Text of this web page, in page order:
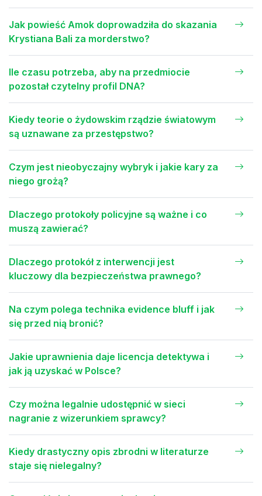
Jak powieść Amok doprowadziła do skazania
Krystiana Bali za morderstwo?
Ile czasu potrzeba, aby na przedmiocie
pozostał czytelny profil DNA?
Kiedy teorie o żydowskim rządzie światowym
są uznawane za przestępstwo?
Czym jest nieobyczajny wybryk i jakie kary za
niego grożą?
Dlaczego protokoły policyjne są ważne i co
muszą zawierać?
Dlaczego protokół z interwencji jest
kluczowy dla bezpieczeństwa prawnego?
Na czym polega technika evidence bluff i jak
się przed nią bronić?
Jakie uprawnienia daje licencja detektywa i
jak ją uzyskać w Polsce?
Czy można legalnie udostępnić w sieci
nagranie z wizerunkiem sprawcy?
Kiedy drastyczny opis zbrodni w literaturze
staje się nielegalny?